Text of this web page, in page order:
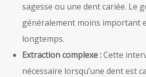
sagesse ou une dent cariée. Le
généralement moins important
longtemps.
Extraction complexe :Cette
nécessaire lorsqu’une dent est